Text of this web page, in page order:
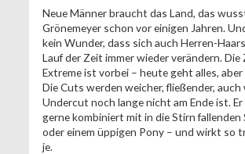
Neue Männer braucht das Land, das
Grönemeyer schon vor einigen Jahren.
kein Wunder, dass sich auch Herren-
Lauf der Zeit immer wieder verändern. Die
Extreme ist vorbei – heute geht alles,
Die Cuts werden weicher, fließender, auch
Undercut noch lange nicht am Ende ist.
gerne kombiniert mit in die Stirn fallenden
oder einem üppigen Pony – und wirkt so
je.